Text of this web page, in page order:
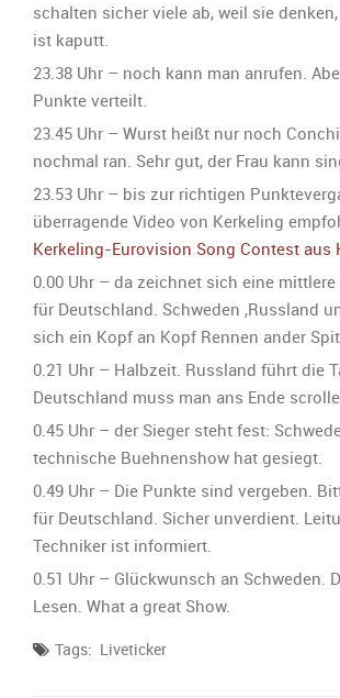
schalten sicher viele ab, weil sie
ist kaputt.
23.38 Uhr – noch kann man anrufen.
Punkte verteilt.
23.45 Uhr – Wurst heißt nur noch
nochmal ran. Sehr gut, der Frau kann
23.53 Uhr – bis zur richtigen
überragende Video von Kerkeling
Kerkeling-Eurovision Song Contest aus
0.00 Uhr – da zeichnet sich eine
für Deutschland. Schweden ,Russland
sich ein Kopf an Kopf Rennen ander
0.21 Uhr – Halbzeit. Russland führt die
Deutschland muss man ans Ende
0.45 Uhr – der Sieger steht fest:
technische Buehnenshow hat gesiegt.
0.49 Uhr – Die Punkte sind vergeben.
für Deutschland. Sicher unverdient.
Techniker ist informiert.
0.51 Uhr – Glückwunsch an Schweden.
Lesen. What a great Show.
Tags: Liveticker